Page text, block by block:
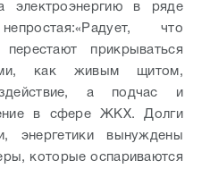
электроэнергию в ряде
что
прикрываться
как живым щитом,
а подчас и
в сфере ЖКХ. Долги
энергетики вынуждены
которые оспариваются